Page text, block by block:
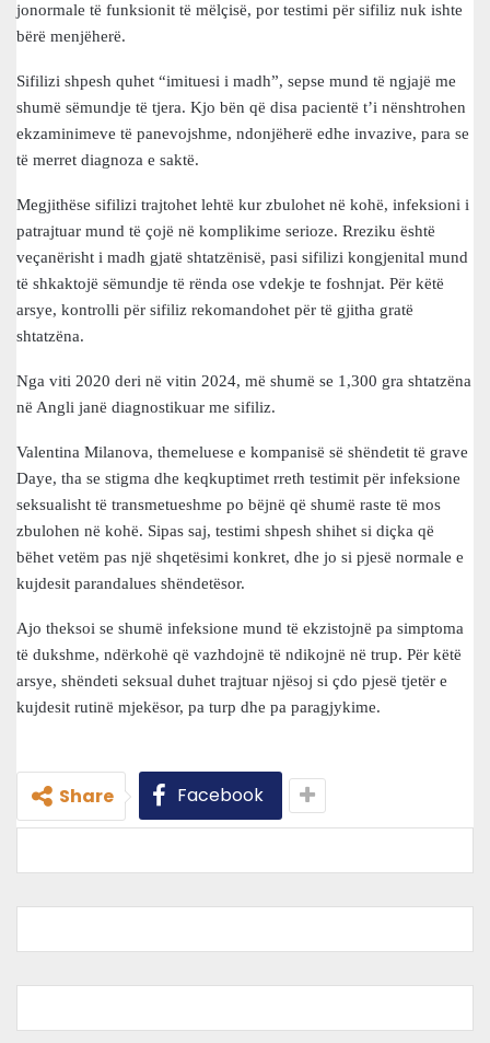
jonormale të funksionit të mëlçisë, por testimi për sifiliz nuk ishte
bërë menjëherë.
Sifilizi shpesh quhet “imituesi i madh”, sepse mund të ngjajë me
shumë sëmundje të tjera. Kjo bën që disa pacientë t’i nënshtrohen
ekzaminimeve të panevojshme, ndonjëherë edhe invazive, para se
të merret diagnoza e saktë.
Megjithëse sifilizi trajtohet lehtë kur zbulohet në kohë, infeksioni i
patrajtuar mund të çojë në komplikime serioze. Rreziku është
veçanërisht i madh gjatë shtatzënisë, pasi sifilizi kongjenital mund
të shkaktojë sëmundje të rënda ose vdekje te foshnjat. Për këtë
arsye, kontrolli për sifiliz rekomandohet për të gjitha gratë
shtatzëna.
Nga viti 2020 deri në vitin 2024, më shumë se 1,300 gra shtatzëna
në Angli janë diagnostikuar me sifiliz.
Valentina Milanova, themeluese e kompanisë së shëndetit të grave
Daye, tha se stigma dhe keqkuptimet rreth testimit për infeksione
seksualisht të transmetueshme po bëjnë që shumë raste të mos
zbulohen në kohë. Sipas saj, testimi shpesh shihet si diçka që
bëhet vetëm pas një shqetësimi konkret, dhe jo si pjesë normale e
kujdesit parandalues shëndetësor.
Ajo theksoi se shumë infeksione mund të ekzistojnë pa simptoma
të dukshme, ndërkohë që vazhdojnë të ndikojnë në trup. Për këtë
arsye, shëndeti seksual duhet trajtuar njësoj si çdo pjesë tjetër e
kujdesit rutinë mjekësor, pa turp dhe pa paragjykime.
Share Facebook